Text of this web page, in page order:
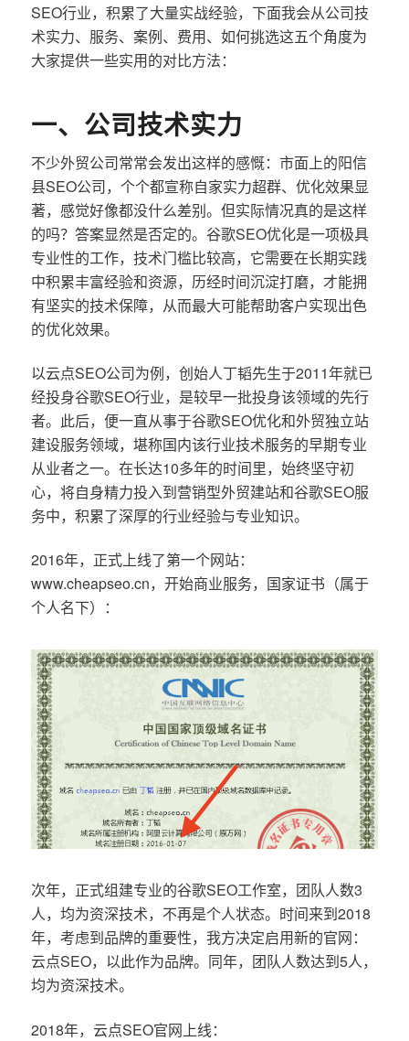
SEO行业，积累了大量实战经验，下面我会从公司技
术实力、服务、案例、费用、如何挑选这五个角度为
大家提供一些实用的对比方法：
一、公司技术实力
不少外贸公司常常会发出这样的感慨：市面上的阳信
县SEO公司，个个都宣称自家实力超群、优化效果显
著，感觉好像都没什么差别。但实际情况真的是这样
的吗？答案显然是否定的。谷歌SEO优化是一项极具
专业性的工作，技术门槛比较高，它需要在长期实践
中积累丰富经验和资源，历经时间沉淀打磨，才能拥
有坚实的技术保障，从而最大可能帮助客户实现出色
的优化效果。
以云点SEO公司为例，创始人丁韬先生于2011年就已
经投身谷歌SEO行业，是较早一批投身该领域的先行
者。此后，便一直从事于谷歌SEO优化和外贸独立站
建设服务领域，堪称国内该行业技术服务的早期专业
从业者之一。在长达10多年的时间里，始终坚守初
心，将自身精力投入到营销型外贸建站和谷歌SEO服
务中，积累了深厚的行业经验与专业知识。
2016年，正式上线了第一个网站：
www.cheapseo.cn，开始商业服务，国家证书（属于
个人名下）：
次年，正式组建专业的谷歌SEO工作室，团队人数3
人，均为资深技术，不再是个人状态。时间来到2018
年，考虑到品牌的重要性，我方决定启用新的官网：
云点SEO，以此作为品牌。同年，团队人数达到5人，
均为资深技术。
2018年，云点SEO官网上线：